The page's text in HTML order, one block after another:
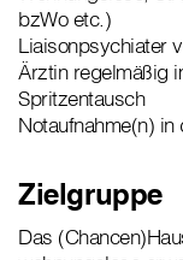
bzWo etc.)
Liaisonpsychiater
Ärztin regelmäßig
Spritzentausch
Notaufnahme(n)
Zielgruppe
Das